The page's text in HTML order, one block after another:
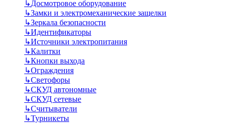
↳Досмотровое оборудование
↳Замки и электромеханические защелки
↳Зеркала безопасности
↳Идентификаторы
↳Источники электропитания
↳Калитки
↳Кнопки выхода
↳Ограждения
↳Светофоры
↳СКУД автономные
↳СКУД сетевые
↳Считыватели
↳Турникеты